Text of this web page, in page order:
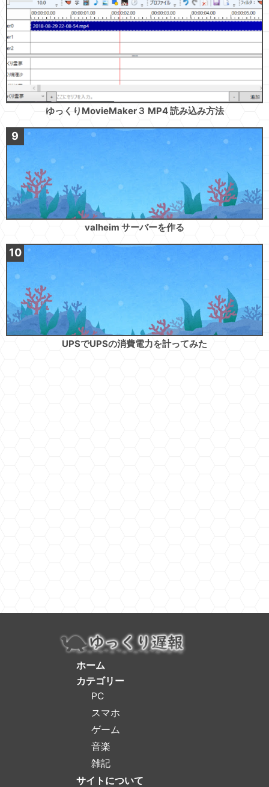
ゆっくりMovieMaker３ MP4 読み込み方法
valheim サーバーを作る
UPSでUPSの消費電力を計ってみた
ホーム
カテゴリー
PC
スマホ
ゲーム
音楽
雑記
サイトについて